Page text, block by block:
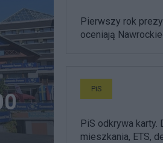
Pierwszy rok
oceniają
PiS
PiS odkrywa karty.
mieszkania, ETS,